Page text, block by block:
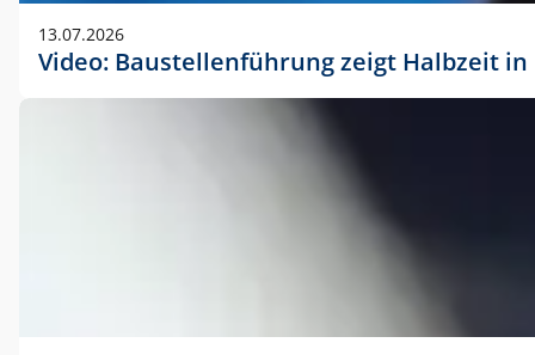
13.07.2026
Video: Baustellenführung zeigt Halbzeit